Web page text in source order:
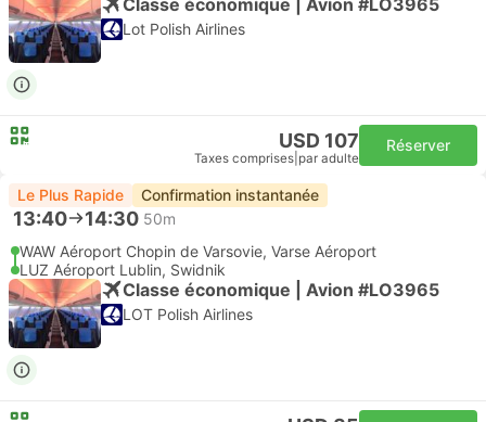
Lot Polish Airlines
USD 107
Taxes comprises par adulte
Réserver
Le Plus Rapide Confirmation instantanée
13:40 14:30 50m
WAW Aéroport Chopin de Varsovie, Varse Aéroport
LUZ Aéroport Lublin, Swidnik
Classe économique | Avion #LO3965
LOT Polish Airlines